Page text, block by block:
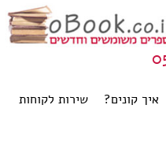
איך קונים?
שירות לקוחות